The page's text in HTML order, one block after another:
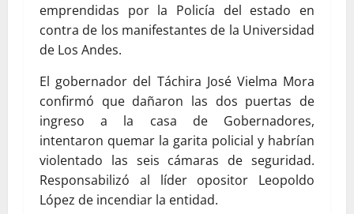
emprendidas por la Policía del estado en
contra de los manifestantes de la Universidad
de Los Andes.
El gobernador del Táchira José Vielma Mora
confirmó que dañaron las dos puertas de
ingreso a la casa de Gobernadores,
intentaron quemar la garita policial y habrían
violentado las seis cámaras de seguridad.
Responsabilizó al líder opositor Leopoldo
López de incendiar la entidad.